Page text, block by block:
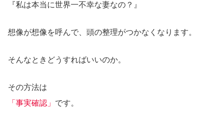
『私は本当に世界一不幸な妻なの？』
想像が想像を呼んで、頭の整理がつかなくなります。
そんなときどうすればいいのか。
その方法は
「事実確認」 です。